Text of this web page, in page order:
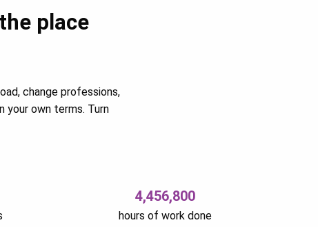
place
change professions,
your own terms. Turn
4,456,800
hours of work done